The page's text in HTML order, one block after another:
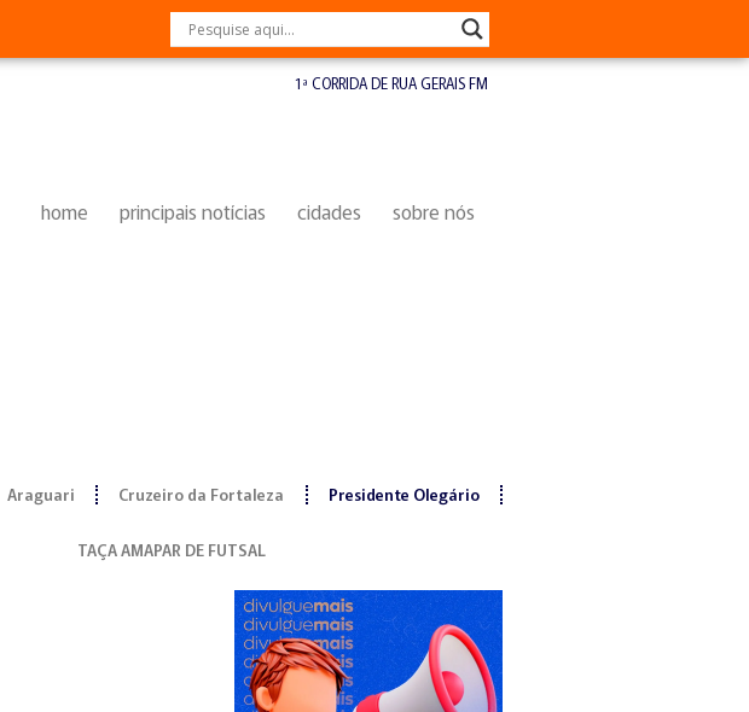
1ª CORRIDA DE RUA GERAIS FM
home principais notícias cidades sobre nós
Araguari Cruzeiro da Fortaleza Presidente Olegário
TAÇA AMAPAR DE FUTSAL